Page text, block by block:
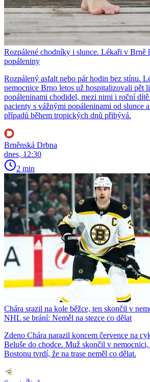
Rozpálené chodníky i slunce. Lékaři v Brně
popáleniny
Rozpálený asfalt nebo pár hodin bez stínu.
nemocnice Brno letos už hospitalizovali pět
popáleninami chodidel, mezi nimi i roční
pacienty s vážnými popáleninami od slunce
případů během tropických dnů přibývá.
Brněnská Drbna
dnes, 12:30
2 min
Chára srazil na kole běžce, ten skončil v
NHL se brání: Neměl na stezce co dělat
Zdeno Chára narazil koncem července na
Beluše do chodce. Muž skončil v
Bostonu tvrdí, že na trase neměl co dělat.